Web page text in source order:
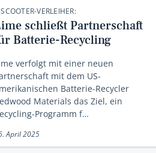
VERLEIHER:
schließt Partnerschaft
Batterie-Recycling
verfolgt mit einer neuen
mit dem US-
Batterie-Recycler
Materials das Ziel, ein
Programm f…
April 2025